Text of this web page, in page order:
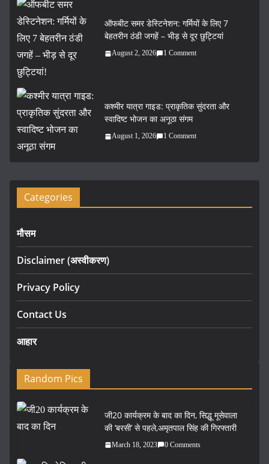
ऑफबीट समर डेस्टिनेशन: गर्मियों के लिए 7
बेहतरीन ठंडी जगहें – भीड़ से दूर छुट्टियां
August 2, 2026 1 Comment
कश्मीर यात्रा गाइड: प्राकृतिक सुंदरता और
स्वादिष्ट भोजन का अनूठा संगम
August 1, 2026 1 Comment
Categories
मौसम
Disclaimer (अस्वीकरण)
Privacy Policy
Contact Us
आहार
Random Pics
जी20 कार्यक्रम के बाद का दिन, सिद्धू मूसेवाला
की ‘बरसी’ से पहले,अमृतपाल सिंह की गिरफ्तारी
March 18, 2023 0 Comments